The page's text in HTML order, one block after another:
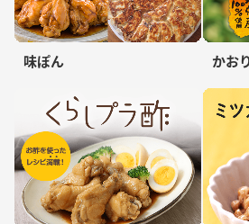
味ぽん かお